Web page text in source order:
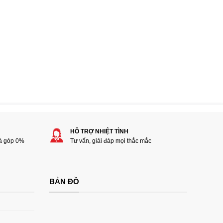
góp 0%
HỖ TRỢ NHIỆT TÌNH
Tư vấn, giải đáp mọi thắc mắc
BẢN ĐỒ